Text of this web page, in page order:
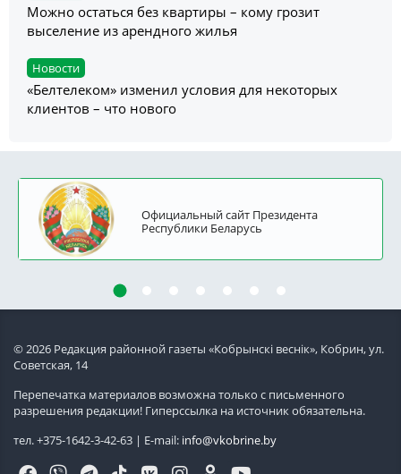
Можно остаться без квартиры – кому грозит
выселение из арендного жилья
Новости
«Белтелеком» изменил условия для некоторых
клиентов – что нового
Официальный сайт Президента
Республики Беларусь
© 2026 Редакция районной газеты «Кобрынскi веснiк», Кобрин, ул.
Советская, 14
Перепечатка материалов возможна только с письменного
разрешения редакции! Гиперссылка на источник обязательна.
тел. +375-1642-3-42-63 | E-mail: info@vkobrine.by